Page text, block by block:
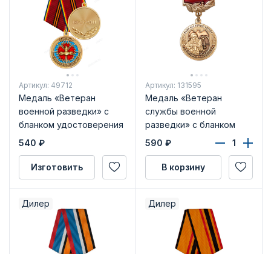
Артикул: 49712
Медаль «Ветеран
военной разведки» с
бланком удостоверения
540 ₽
Изготовить
Артикул: 131595
Медаль «Ветеран
службы военной
разведки» с бланком
удостоверения
590 ₽
В корзину
Дилер Дилер